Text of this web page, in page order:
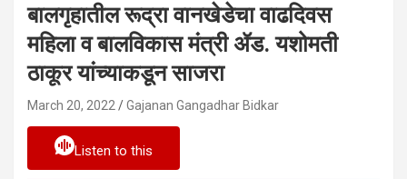
बालगृहातील रूद्रा वानखेडेचा वाढदिवस
महिला व बालविकास मंत्री ॲड. यशोमती
ठाकूर यांच्याकडून साजरा
March 20, 2022 Gajanan Gangadhar Bidkar
Listen to this